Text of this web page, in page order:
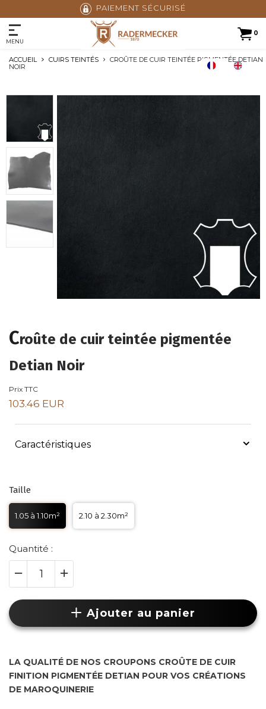
PAIEMENT SÉCURISÉ
0
MENU
ACCUEIL CUIRS TEINTÉS
CROÛTE DE CUIR TEINTÉE PIGMENTÉE DETIAN
NOIR
Croûte de cuir teintée pigmentée
Detian Noir
Prix TTC
103.46 EUR
Caractéristiques
Taille
1.05 à 1.10m² 2.10 à 2.30m²
Quantité :
Ajouter au panier
LA QUALITÉ DE NOS CROUPONS CROÛTE DE CUIR
FINITION PIGMENTÉE DETIAN POUR VOS CRÉATIONS
DE MAROQUINERIE